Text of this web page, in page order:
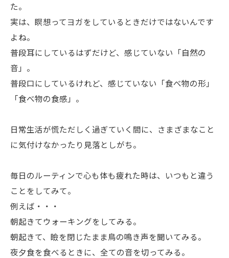
た。
実は、瞑想ってヨガをしているときだけではないんです
よね。
普段耳にしているはずだけど、感じていない「自然の
音」。
普段口にしているけれど、感じていない「食べ物の形」
「食べ物の食感」。
日常生活が慌ただしく過ぎていく間に、さまざまなこと
に気付けなかったり見落としがち。
毎日のルーティンで心も体も疲れた時は、いつもと違う
ことをしてみて。
例えば・・・
朝起きてウォーキングをしてみる。
朝起きて、瞼を閉じたまま鳥の鳴き声を聞いてみる。
夜夕食を食べるときに、全ての音を切ってみる。